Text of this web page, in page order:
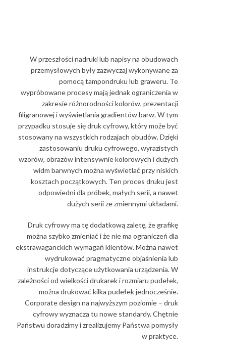
W przeszłości nadruki lub napisy na obudowach
przemysłowych były zazwyczaj wykonywane za
pomocą tampondruku lub graweru. Te
wypróbowane procesy mają jednak ograniczenia w
zakresie różnorodności kolorów, prezentacji
filigranowej i wyświetlania gradientów barw. W tym
przypadku stosuje się druk cyfrowy, który może być
stosowany na wszystkich rodzajach obudów. Dzięki
zastosowaniu druku cyfrowego, wyrazistych
wzorów, obrazów intensywnie kolorowych i dużych
widm barwnych można wyświetlać przy niskich
kosztach początkowych. Ten proces druku jest
odpowiedni dla próbek, małych serii, a nawet
dużych serii ze zmiennymi układami.
Druk cyfrowy ma tę dodatkową zaletę, że grafikę
można szybko zmieniać i że nie ma ograniczeń dla
ekstrawaganckich wymagań klientów. Można nawet
wydrukować pragmatyczne objaśnienia lub
instrukcje dotyczące użytkowania urządzenia. W
zależności od wielkości drukarek i rozmiaru pudełek,
można drukować kilka pudełek jednocześnie.
Corporate design na najwyższym poziomie – druk
cyfrowy wyznacza tu nowe standardy. Chętnie
Państwu doradzimy i zrealizujemy Państwa pomysły
w praktyce.